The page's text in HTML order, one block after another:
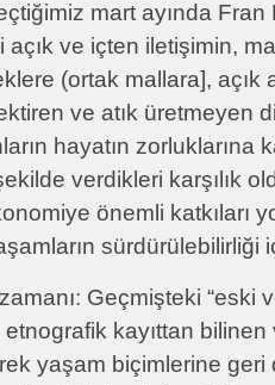
mart ayında Fran
ve içten iletişimin,
(ortak mallara], açık
ve atık üretmeyen
hayatın zorluklarına
verdikleri karşılık
önemli katkıları
sürdürülebilirliği
Geçmişteki “eski
kayıttan bilinen
yaşam biçimlerine